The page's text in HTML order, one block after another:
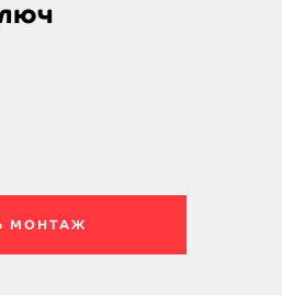
МОНТАЖ